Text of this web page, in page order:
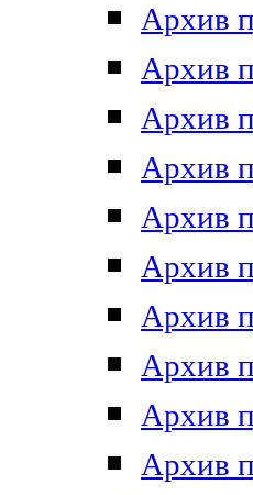
Архив
Архив
Архив
Архив
Архив
Архив
Архив
Архив
Архив
Архив